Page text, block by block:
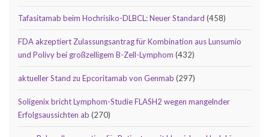
Tafasitamab beim Hochrisiko-DLBCL: Neuer Standard (458)
FDA akzeptiert Zulassungsantrag für Kombination aus Lunsumio
und Polivy bei großzelligem B-Zell-Lymphom (432)
aktueller Stand zu Epcoritamab von Genmab (297)
Soligenix bricht Lymphom-Studie FLASH2 wegen mangelnder
Erfolgsaussichten ab (270)